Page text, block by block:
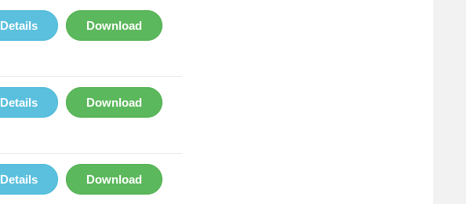
Download
Details
Download
Details
Download
Details